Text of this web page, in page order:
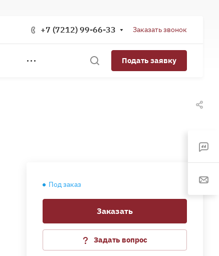
+7 (7212) 99-66-33 Заказать звонок
Подать заявку
Под заказ
Заказать
Задать вопрос